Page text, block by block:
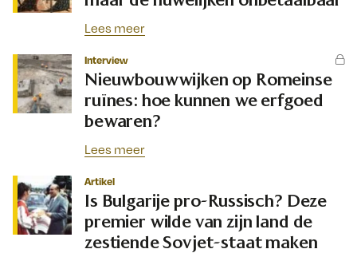
Lees meer
Interview
Nieuwbouwwijken op Romeinse
ruïnes: hoe kunnen we erfgoed
bewaren?
Lees meer
Artikel
Is Bulgarije pro-Russisch? Deze
premier wilde van zijn land de
zestiende Sovjet-staat maken